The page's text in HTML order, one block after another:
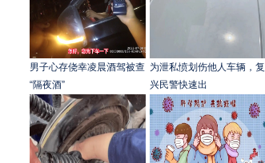
男子心存侥幸凌晨酒驾被查
“隔夜酒”
为泄私愤划伤他人车辆，复
兴民警快速出